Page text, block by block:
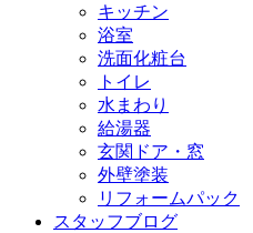
キッチン
浴室
洗面化粧台
トイレ
水まわり
給湯器
玄関ドア・窓
外壁塗装
リフォームパック
スタッフブログ